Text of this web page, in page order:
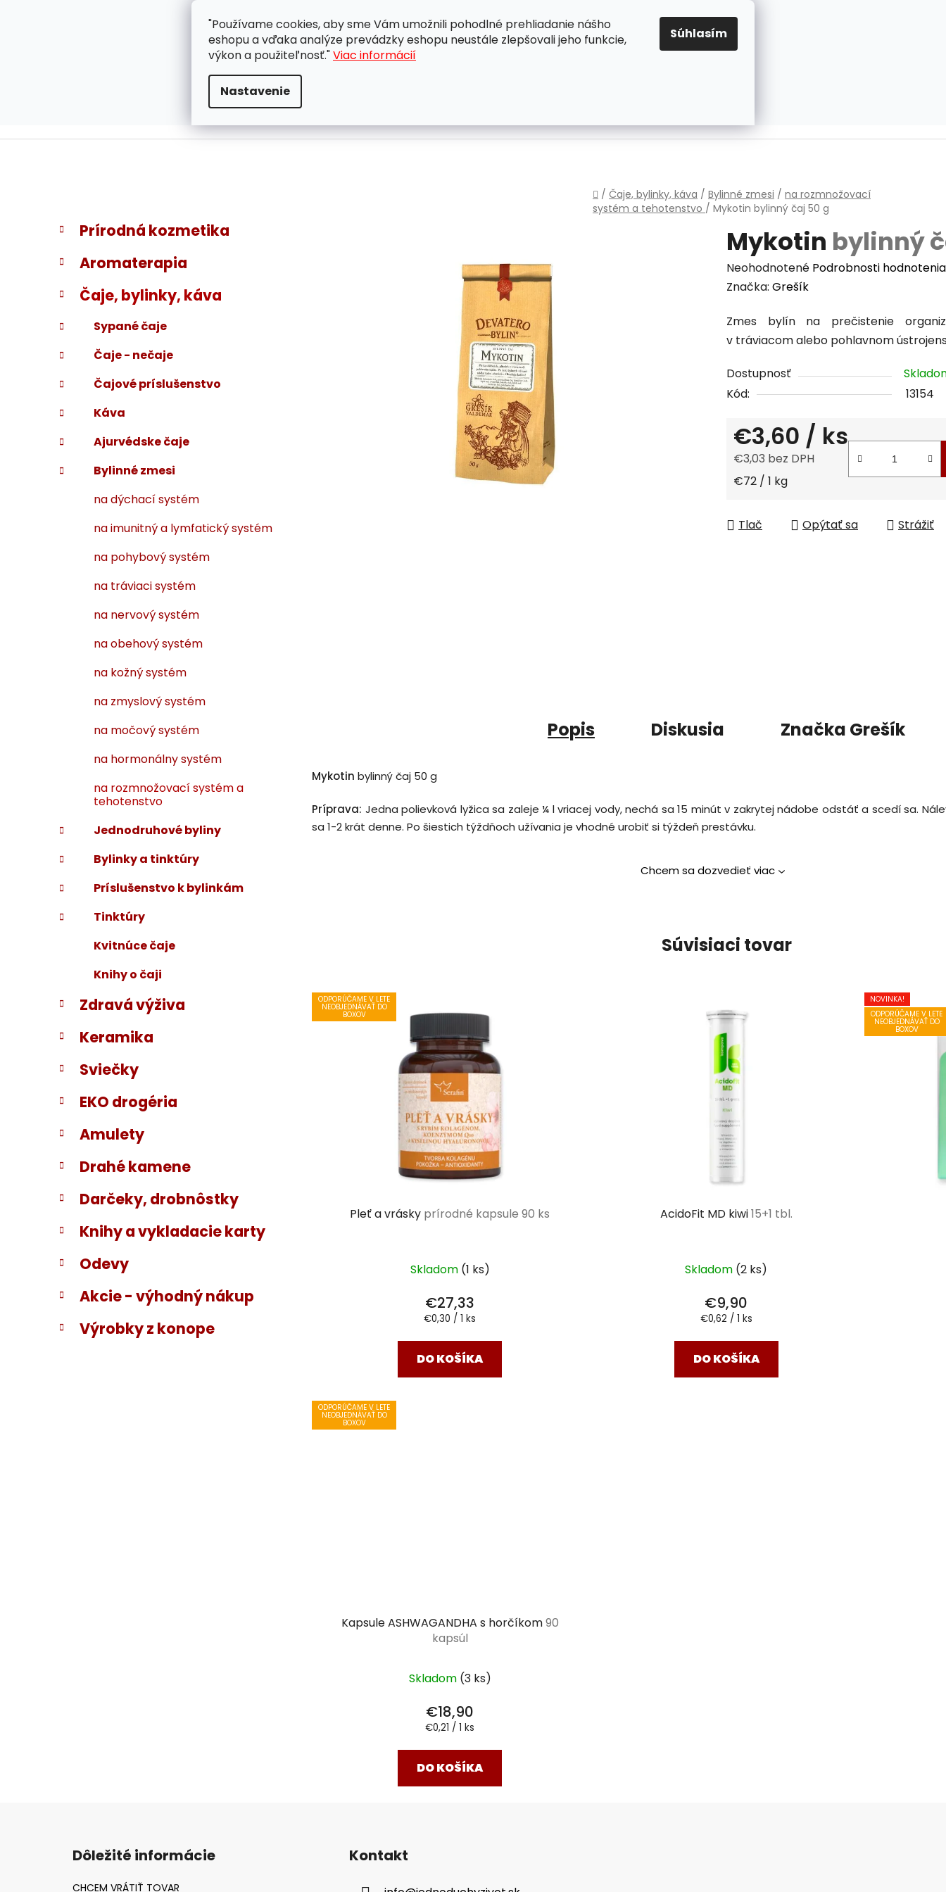
"Používame cookies, aby sme Vám umožnili pohodlné prehliadanie nášho
eshopu a vďaka analýze prevádzky eshopu neustále zlepšovali jeho funkcie,
výkon a použiteľnosť."Viac informácií
Nastavenie
Súhlasím
ZÁKAZNÍCKA PODPORA OBCHODNÉ PODMIENKY OCHRANA OSOBNÝCH ÚDAJOV PRAVIDLÁ PRE COOKIES
EUR
Domov
/ Čaje, bylinky, káva / Bylinné zmesi / na rozmnožovací
systém a tehotenstvo / Mykotin bylinný čaj 50 g
B
č
ý
a
n
l
Preskočiť
kategórie
K
a
t
e
ó
i
Prírodná kozmetika
Aromaterapia
Čaje, bylinky, káva
Sypané čaje
Čaje - nečaje
Čajové príslušenstvo
Káva
Ajurvédske čaje
Bylinné zmesi
na dýchací systém
na imunitný a lymfatický systém
na pohybový systém
na tráviaci systém
na nervový systém
na obehový systém
na kožný systém
na zmyslový systém
na močový systém
na hormonálny systém
na rozmnožovací systém a
tehotenstvo
Jednodruhové byliny
Bylinky a tinktúry
Príslušenstvo k bylinkám
Tinktúry
Kvitnúce čaje
Knihy o čaji
Zdravá výživa
Keramika
Sviečky
EKO drogéria
Amulety
Drahé kamene
Darčeky, drobnôstky
Knihy a vykladacie karty
Odevy
Akcie - výhodný nákup
Výrobky z konope
Mykotin bylinný
Priemerné
hodnotenie
je
0,0
5
hviezdičiek.
Neohodnotené Podrobnosti hodnotenia
Značka: Grešík
Zmes bylín na prečistenie
v tráviacom alebo pohlavnom
Dostupnosť
Kód:
13154
€3,60 / ks
€3,03 bez DPH
Jednotková cena:
€72 / 1 kg
Tlač Opýtať sa Strážiť
Popis Diskusia Značka Grešík
Mykotin bylinný čaj 50 g
Príprava: Jedna polievková lyžica sa zaleje ¼ l vriacej vody, nechá sa 15 minút v zakrytej nádobe odstáť a scedí sa.
sa 1-2 krát denne. Po šiestich týždňoch užívania je vhodné urobiť si týždeň prestávku.
Chcem sa dozvedieť viac
Súvisiaci tovar
ODPORÚČAME V LETE
NEOBJEDNÁVAŤ DO
BOXOV
Pleť a vrásky prírodné kapsule 90 ks
Skladom (1 ks)
€27,33
Jednotková
€0,30 / 1 ks
DO KOŠÍKA
AcidoFit MD kiwi15+1 tbl.
Skladom (2 ks)
€9,90
Jednotková
€0,62 / 1 ks
DO KOŠÍKA
NOVINKA!
ODPORÚČAME V LETE
NEOBJEDNÁVAŤ DO
BOXOV
ODPORÚČAME V LETE
NEOBJEDNÁVAŤ DO
BOXOV
Kapsule ASHWAGANDHA s horčíkom90
kapsúl
Skladom (3 ks)
€18,90
Jednotková
€0,21 / 1 ks
DO KOŠÍKA
Dôležité informácie Kontakt